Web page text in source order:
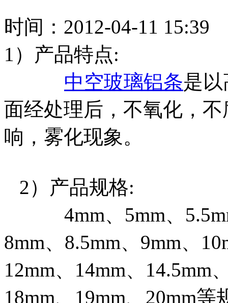
时间：2012-04-11
1）产品特点:
中空玻璃铝条是
面经处理后，不氧化，
响，雾化现象。
2）产品规格:
4mm、5mm、5.5mm
8mm、8.5mm、9mm、
12mm、14mm、14.5mm
18mm、19mm、20mm